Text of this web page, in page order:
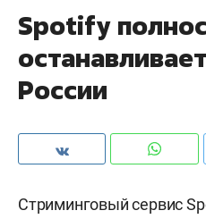
Spotify
России
Стриминговый сервис